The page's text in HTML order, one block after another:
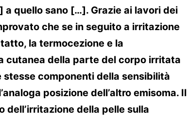
] a quello sano […]. Grazie ai lavori dei
che se in seguito a irritazione
la termocezione e la
cutanea della parte del corpo irritata
stesse componenti della sensibilità
posizione dell’altro emisoma. Il
dell’irritazione della pelle sulla